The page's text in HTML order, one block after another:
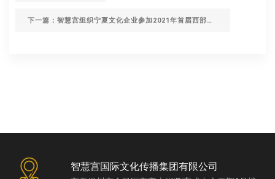
智慧宫国际文化传播集团有限公司